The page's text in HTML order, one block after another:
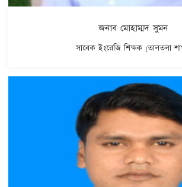
জনাব মোহাম্মদ সুমন
সাবেক ইংরেজি শিক্ষক (তালতলা